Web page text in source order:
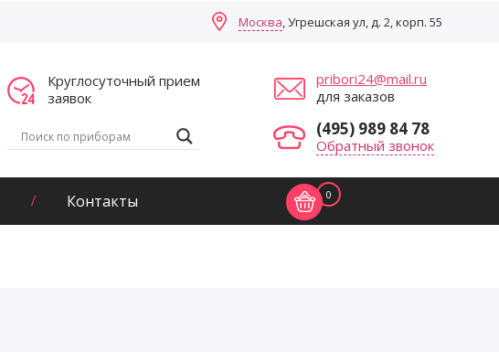
Москва, Угрешская ул, д. 2, корп. 55
Круглосуточный прием
заявок
pribori24@mail.ru
для заказов
(495) 989 84 78
Обратный звонок
Контакты 0